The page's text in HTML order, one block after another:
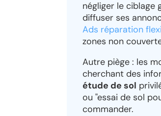
négliger le ciblage
diffuser ses
Ads réparation
zones non
Autre piège : les
cherchant des
étude de sol
ou "essai de sol
commander.